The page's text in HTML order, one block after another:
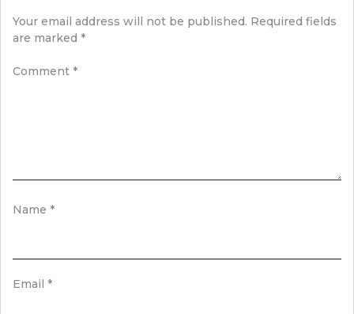
Your email address will not be published. Required fields
are marked *
Comment *
Name *
Email *